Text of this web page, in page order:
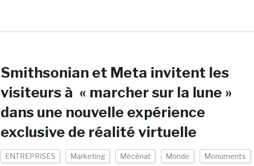
Smithsonian et Meta invitent les
visiteurs à « marcher sur la lune »
dans une nouvelle expérience
exclusive de réalité virtuelle
ENTREPRISES Marketing Mécénat Monde Monuments